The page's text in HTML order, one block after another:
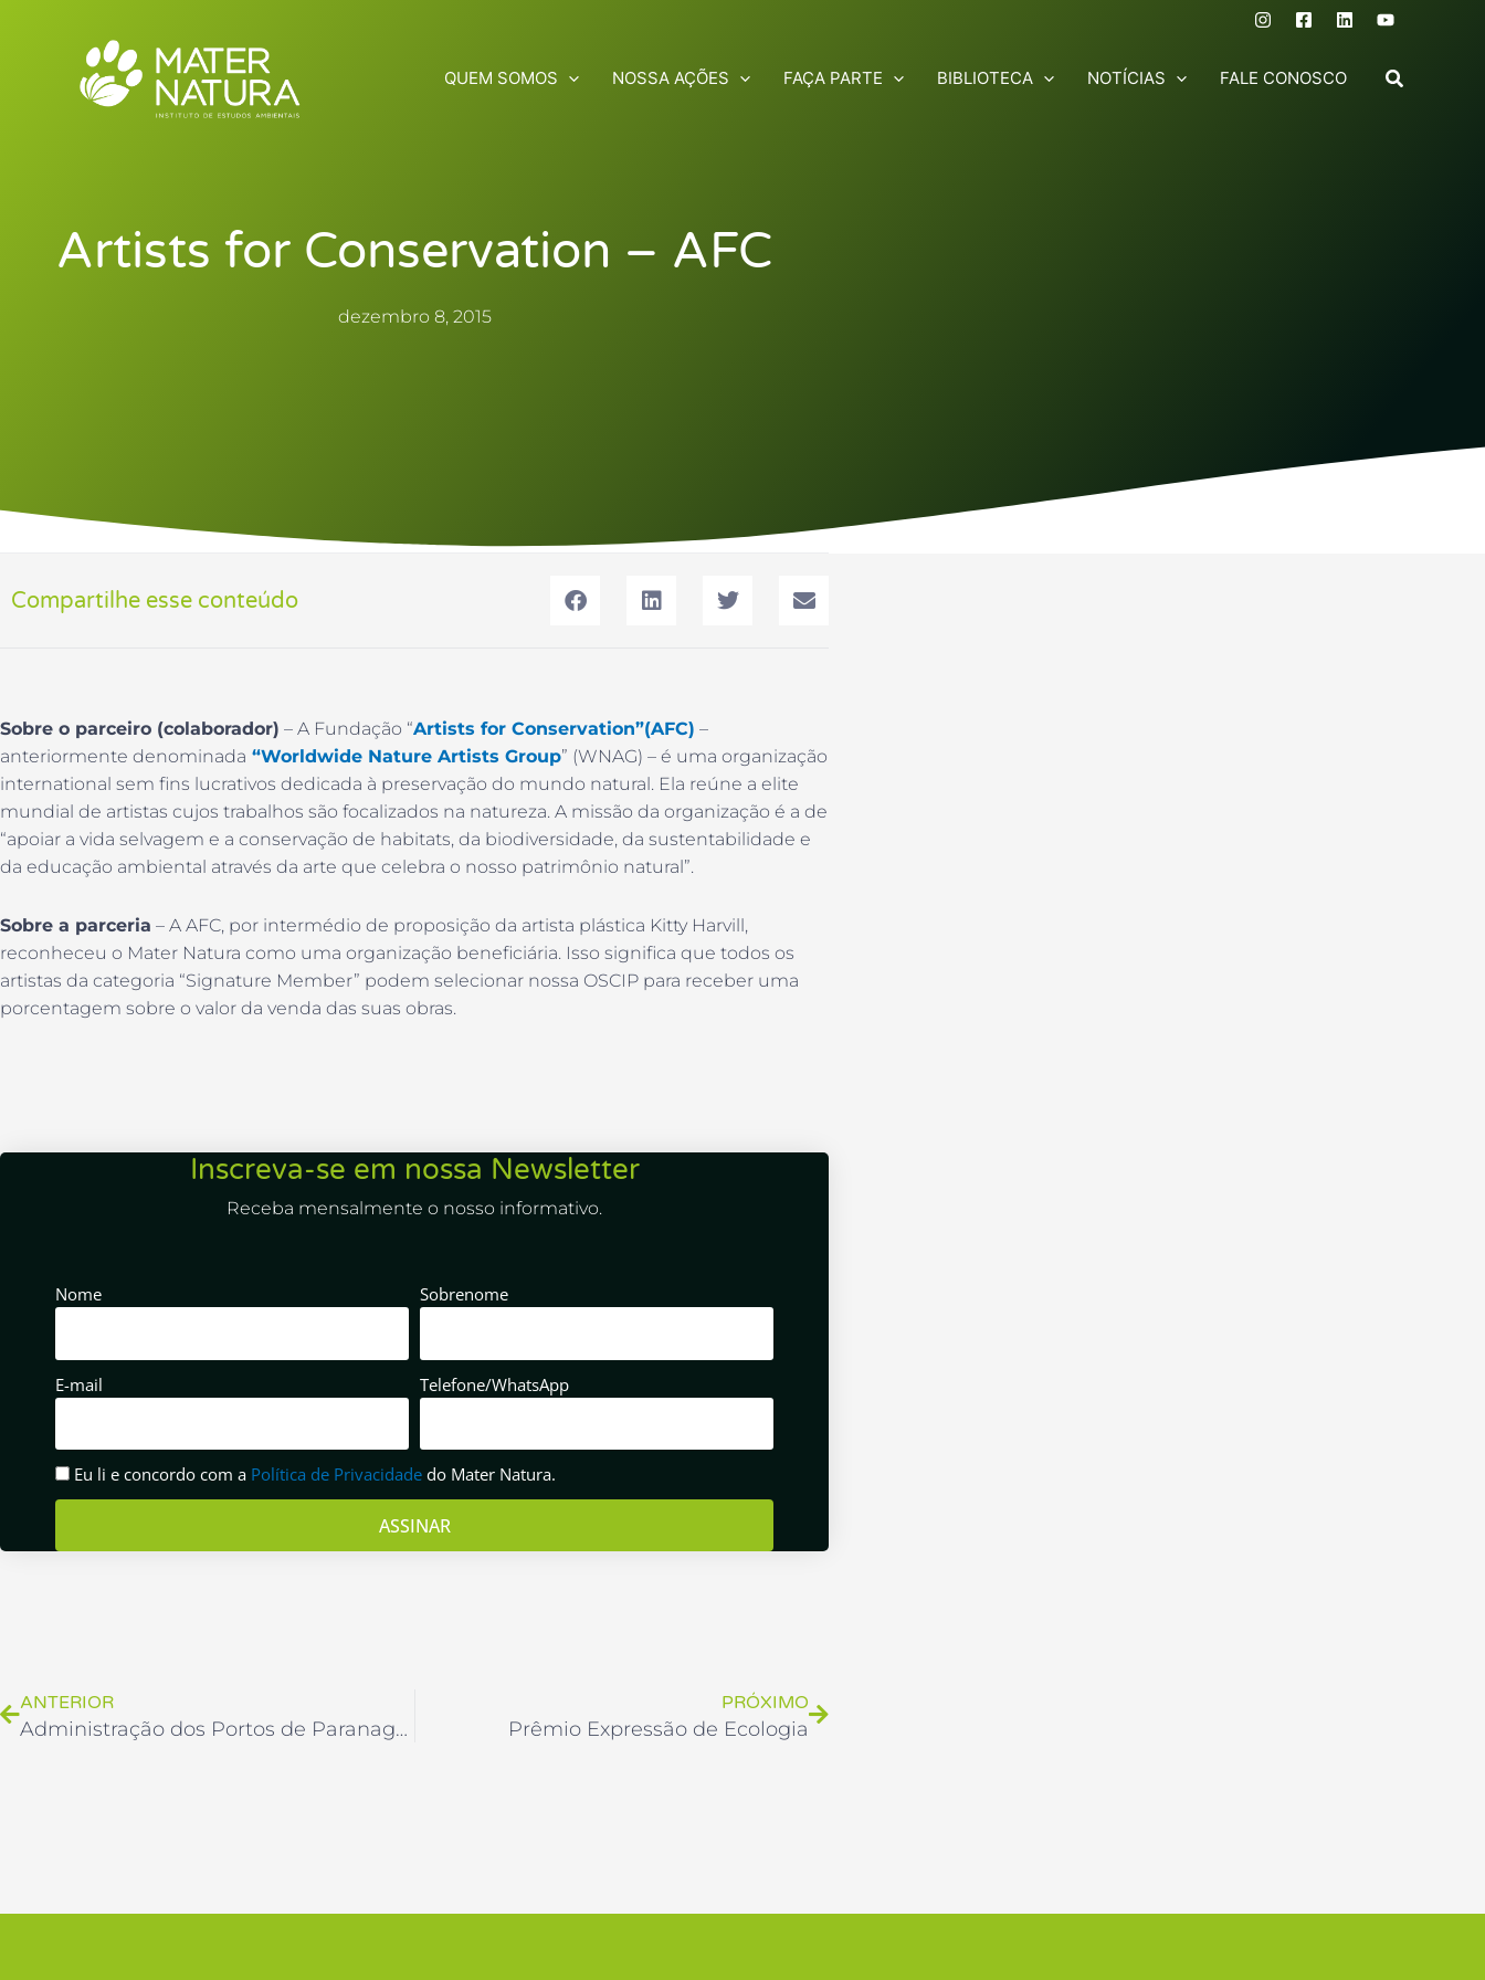
QUEM SOMOS NOSSA AÇÕES FAÇA PARTE BIBLIOTECA NOTÍCIAS FALE CONOSCO
Artists for Conservation – AFC
dezembro 8, 2015
Compartilhe esse conteúdo
Sobre o parceiro (colaborador) – A Fundação “Artists for Conservation”(AFC) –
anteriormente denominada “Worldwide Nature Artists Group” (WNAG) – é uma organização
international sem fins lucrativos dedicada à preservação do mundo natural. Ela reúne a elite
mundial de artistas cujos trabalhos são focalizados na natureza. A missão da organização é a de
“apoiar a vida selvagem e a conservação de habitats, da biodiversidade, da sustentabilidade e
da educação ambiental através da arte que celebra o nosso patrimônio natural”.
Sobre a parceria – A AFC, por intermédio de proposição da artista plástica Kitty Harvill,
reconheceu o Mater Natura como uma organização beneficiária. Isso significa que todos os
artistas da categoria “Signature Member” podem selecionar nossa OSCIP para receber uma
porcentagem sobre o valor da venda das suas obras.
Inscreva-se em nossa Newsletter
Receba mensalmente o nosso informativo.
Nome Sobrenome
E-mail Telefone/WhatsApp
Eu li e concordo com a Política de Privacidade do Mater Natura.
ASSINAR
ANTERIOR
Administração dos Portos de Paranaguá e Antonina – APPA
PRÓXIMO
Prêmio Expressão de Ecologia